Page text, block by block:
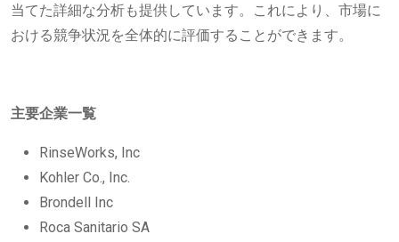
当てた詳細な分析も提供しています。これにより、市場に
おける競争状況を全体的に評価することができます。
主要企業一覧
RinseWorks, Inc
Kohler Co., Inc.
Brondell Inc
Roca Sanitario SA